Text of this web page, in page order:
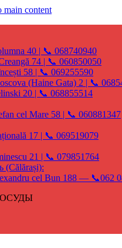
main content
40 | 📞 068740940
74 | 📞 060850050
58 | 📞 069255590
(Haine Gata) 2 | 📞
20 | 📞 068855514
cel Mare 58 | 📞 060881347
17 | 📞 069519079
21 | 📞 079851764
(Călărași):
cel Bun 188 — 📞062